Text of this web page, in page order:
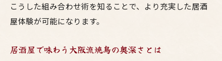
こうした組み合わせ術を知ることで、より充実した居酒
屋体験が可能になります。
居酒屋で味わう大阪流焼鳥の奥深さとは